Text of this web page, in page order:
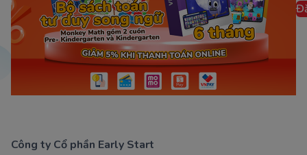
Công ty Cổ phần Early Start